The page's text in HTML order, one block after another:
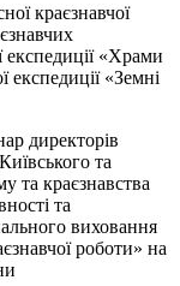
краєзнавчої
експедиції «Храми
експедиції «Земні
директорів
та
та краєзнавства
та
виховання
роботи» на